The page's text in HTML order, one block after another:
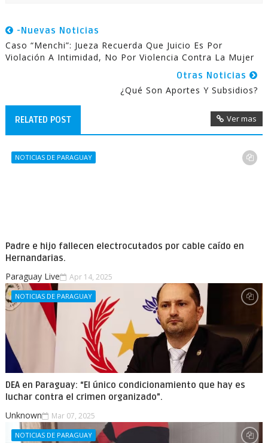
-Nuevas Noticias
Caso “Menchi”: Jueza Recuerda Que Juicio Es Por
Violación A Intimidad, No Por Violencia Contra La Mujer
Otras Noticias
¿Qué Son Aportes Y Subsidios?
RELATED POST Ver mas
NOTICIAS DE PARAGUAY
Padre e hijo fallecen electrocutados por cable caído en
Hernandarias.
Paraguay Live Apr 14, 2025
NOTICIAS DE PARAGUAY
DEA en Paraguay: “El único condicionamiento que hay es
luchar contra el crimen organizado”.
Unknown Mar 07, 2025
NOTICIAS DE PARAGUAY